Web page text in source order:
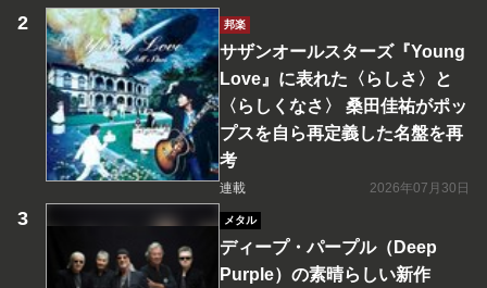
邦楽
サザンオールスターズ『Young
Love』に表れた〈らしさ〉と
〈らしくなさ〉 桑田佳祐がポッ
プスを自ら再定義した名盤を再
考
連載 2026年07月30日
メタル
ディープ・パープル（Deep
Purple）の素晴らしい新作